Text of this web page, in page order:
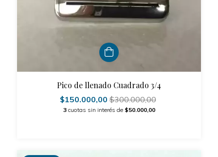
Pico de llenado Cuadrado 3/4
$150.000,00$300.000,00
3 cuotas sin interés de $50.000,00